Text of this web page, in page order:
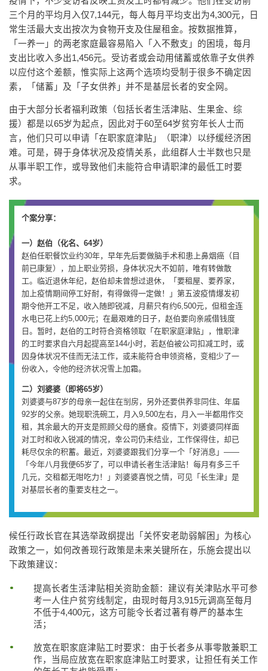
三个月的平均月入仅7,144元，每人每月平均支出为4,300元，日
常生活最大支出按次为食物开支及住屋租金。按数据推算，
「一养一」的两老家庭最容易陷入「入不敷支」的困境，每月
支出比收入多出1,456元。受访者或会动用储蓄或依靠子女供养
以应付这个差额，惟实际上这两个选项均受制于很多不确定因
素，「储蓄」及「子女供养」并不是基层长者的安全网。
由于大部分长者福利政策（包括长者生活津贴、生果金、综
援）都是以65岁为起点，因此对于60至64岁贫穷年长人士而
言，他们只可以申请「在职家庭津贴」（职津）以纾缓经济困
难。可是，碍于身体状况及疫情关系，此组群人士半数也只是
从事半职工作，或导致他们未能符合申请职津的最低工时要
求。
个案分享：
一）赵伯（化名、64岁）
赵伯任职餐饮业约30年，早年先后要做脑手术和患上鼻烟癌（目
前已康复），加上职业劳损，身体状况大不如前，唯有转做散
工。临近退休年纪，赵伯却未曾想过退休，「要租屋、要养家，
加上疫情期间停工好耐，有得做得一定做！」第五波疫情爆发初
期令他开工不足，收入随即锐减，月薪只有约6,500元，但租金连
水电已花上约5,000元；在最艰难的日子，赵伯要向亲戚借钱度
日。暂时，赵伯的工时符合资格领取「在职家庭津贴」，惟职津
的工时要求自六月起提高至144小时，若赵伯被公司扣减工时，或
因身体状况不佳而无法工作，或未能符合申领资格，变相少了一
份收入，令他的经济状况雪上加霜。
二）刘婆婆（即将65岁）
刘婆婆与87岁的母亲一起住在㓥房，另外还要供养非同住、年届
92岁的父亲。她现职洗碗工，月入9,500左右，月入一半都用作交
租，其余最大的开支是照顾父母的膳食。疫情下，刘婆婆同样面
对工时和收入锐减的情况，幸公司仍未结业，工作保得住，却已
耗尽仅余的积蓄。最近，刘婆婆跟我们分享一个「好消息」——
「今年八月我便65岁了，可以申请长者生活津贴！每月有多三千
几元，交租都无咁吃力！」刘婆婆喜悦之情，可见「长生津」是
对基层长者的重要支柱之一。
候任行政长官在其选举政纲提出「关怀安老助弱解困」为核心
政策之一，如何改善现行政策是未来关键所在，乐施会提出以
下政策建议：
提高长者生活津贴相关资助金额：建议有关津贴水平可参
考一人住户贫穷线制定，由现时每月3,915元调高至每月
不低于4,400元，这方可能令长者过著有尊严的基本生
活；
放宽在职家庭津贴工时要求：由于长者多从事零散兼职工
作，当局应放宽在职家庭津贴工时要求，让担任有关工作